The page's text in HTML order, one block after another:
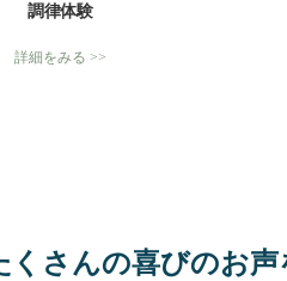
調律体験
詳細をみる >>
くさんの喜びのお声